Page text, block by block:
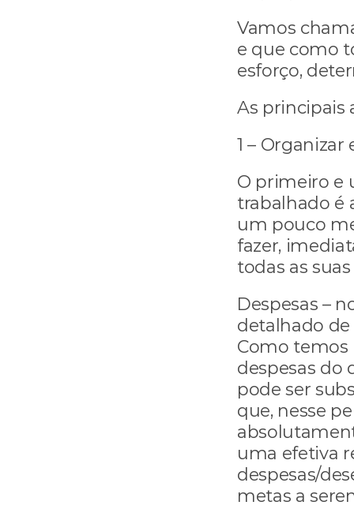
Vamos
e que como
esforço,
As principais
1 – Organizar
O primeiro e
trabalhado é
um pouco
fazer,
todas as
Despesas –
detalhado de
Como temos
despesas do
pode ser
que, nesse
uma efetiva
despesas/
metas a